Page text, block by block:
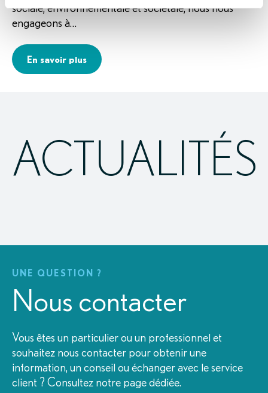
sociale, environnementale et sociétale, nous nous
engageons à…
En savoir plus
ACTUALITÉS
UNE QUESTION ?
Nous contacter
Vous êtes un particulier ou un professionnel et
souhaitez nous contacter pour obtenir une
information, un conseil ou échanger avec le service
client ? Consultez notre page dédiée.